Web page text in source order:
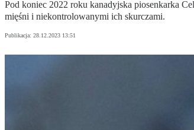
Pod koniec 2022 roku kanadyjska piosenkarka
mięśni i niekontrolowanymi ich skurczami.
Publikacja: 28.12.2023 13:51